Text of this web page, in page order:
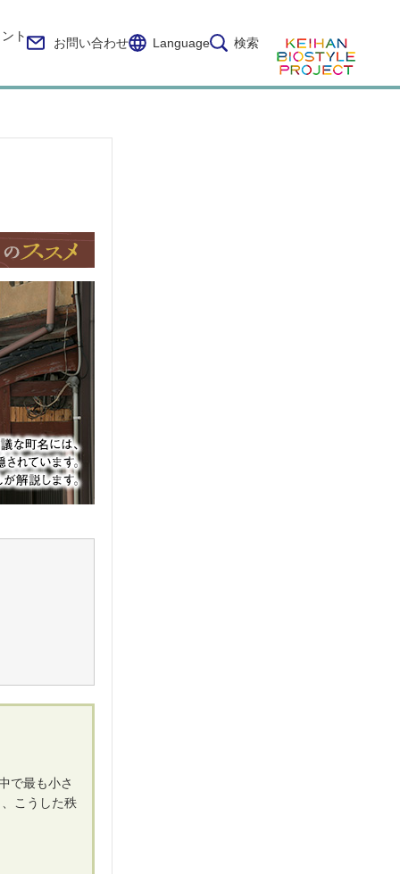
ト お問い合わせ Language 検索
で最も小さ
こうした秩